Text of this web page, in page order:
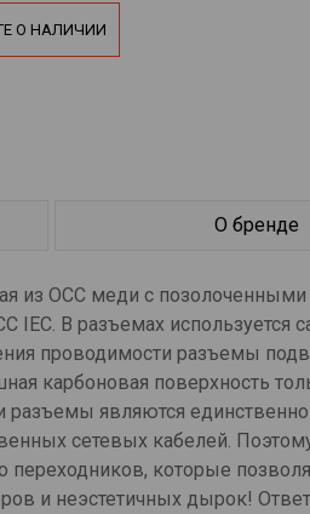
О НАЛИЧИИ
О бренде
из OCC меди с позолоченными
В разъемах используется
проводимости разъемы
карбоновая поверхность
разъемы являются
сетевых кабелей.
переходников, которые
и неэстетичных дырок!